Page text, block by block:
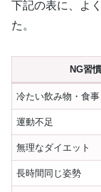
下記の表に、よ
た。
NG習慣
冷たい飲み物・食事
運動不足
無理なダイエット
長時間同じ姿勢